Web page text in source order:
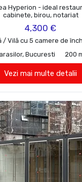
Hyperion - ideal
cabinete, birou, notariat
4,300 €
/ Vilă cu 5 camere de
Bucuresti
200
Vezi mai multe detalii